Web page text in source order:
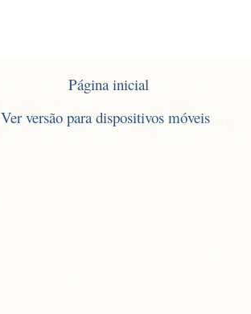
Página inicial
Ver versão para dispositivos móveis